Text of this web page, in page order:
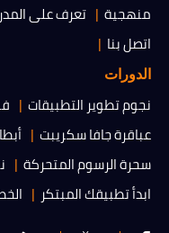
منهجية تعرف على
اتصل بنا
الدورات
نجوم تطوير التطبيقات
عباقرة جافا سكريبت
سحرة الرسوم المتحركة
ابدأ تطبيقك المبتكر